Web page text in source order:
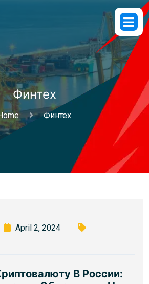
Финтех
Финтех
April 2, 2024
В России: